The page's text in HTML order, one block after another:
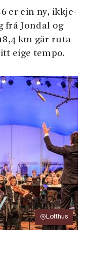
er ein ny, ikkje-
frå Jondal og
km går ruta
eige tempo.
Lofthus